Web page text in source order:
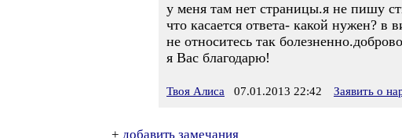
у меня там нет страницы.я не пишу
что касается ответа- какой нужен? в
не относитесь так
я Вас благодарю!
Твоя Алиса 07.01.2013 22:42 Заявить о
+ добавить замечания